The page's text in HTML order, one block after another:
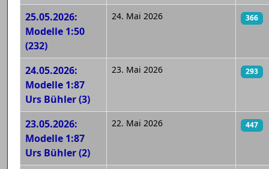
25.05.2026:
Modelle 1:50
(232)
24. Mai 2026 366
24.05.2026:
Modelle 1:87
Urs Bühler (3)
23. Mai 2026 293
23.05.2026:
Modelle 1:87
Urs Bühler (2)
22. Mai 2026 447